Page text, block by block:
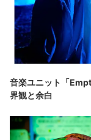
音楽ユニット「
界観と余白